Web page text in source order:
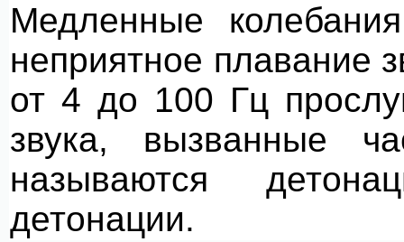
Медленные
неприятное плавание
от 4 до 100 Гц
звука, вызванные
называются
детонации.